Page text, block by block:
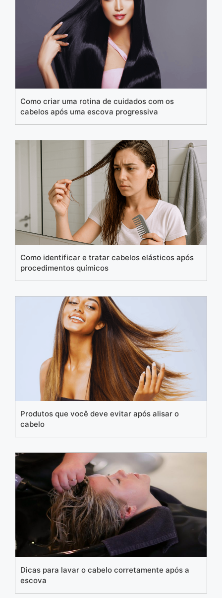
Como criar uma rotina de cuidados com os
cabelos após uma escova progressiva
Como identificar e tratar cabelos elásticos após
procedimentos químicos
Produtos que você deve evitar após alisar o
cabelo
Dicas para lavar o cabelo corretamente após a
escova